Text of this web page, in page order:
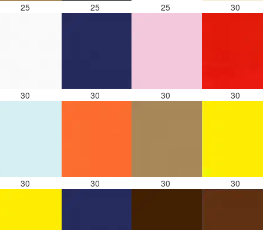
25 25 25 30
30 30 30 30
30 30 30 30